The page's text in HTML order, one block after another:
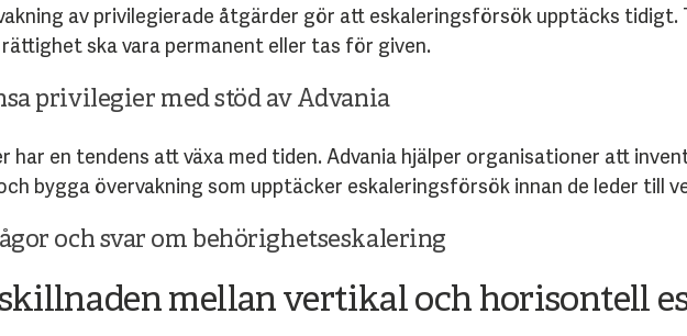
av privilegierade åtgärder gör att eskaleringsförsök upptäcks
rättighet ska vara permanent eller tas för given.
privilegier med stöd av Advania
har en tendens att växa med tiden. Advania hjälper organisationer att
bygga övervakning som upptäcker eskaleringsförsök innan de leder till
och svar om behörighetseskalering
mellan vertikal och horisontell